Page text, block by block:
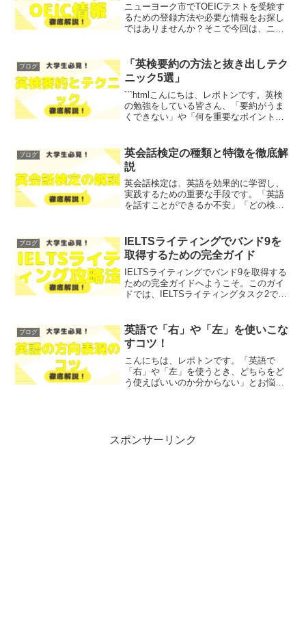
ニューヨーク市でTOEICテストを受験す
るための登録方法や必要な情報をお探し
ではありませんか？そこで今回は、ニュ
す！レポトンこの記事は次のような人に
おすすめ！TOEI...
ブログ
「英検要約の方法と抜き出しテク
ニック5選」
```htmlこんにちは、レポトンです。英検
の勉強をしている皆さん、「要約がうま
くできない」や「何を重要なポイントと
は、英検要約の方法と抜き出しテクニッ
クを徹底解説しま...
ブログ
英会話検定の種類と特徴を徹底解
説
英会話検定は、英語を効果的に学習し、
実践するための重要な手段です。「英語
を話すことができるか不安」「どの検定
英会話検定の種類や特徴を徹底解説しま
す！レポトンこの記事は次...
ブログ
IELTSライティングでバンド9を
取得するための完全ガイド
IELTSライティングでバンド9を取得する
ための完全ガイドへようこそ。このガイ
ドでは、IELTSライティングタスク2で求
びない」「ライティングの評価基準がわ
からない...
ブログ
英語で「右」や「左」を使いこな
すコツ！
こんにちは、レポトンです。「英語で
「右」や「左」を使うとき、どちらをど
う使えばいいのか分からない」とお悩み
スポンサーリンク